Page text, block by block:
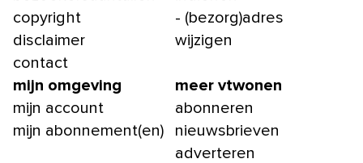
copyright
disclaimer
contact
- (bezorg)adres
wijzigen
mijn omgeving
mijn account
mijn abonnement(en)
meer vtwonen
abonneren
nieuwsbrieven
adverteren